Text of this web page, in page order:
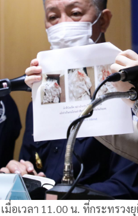
มื่อเวลา​ 11.00 น.​ ที่กระทรว